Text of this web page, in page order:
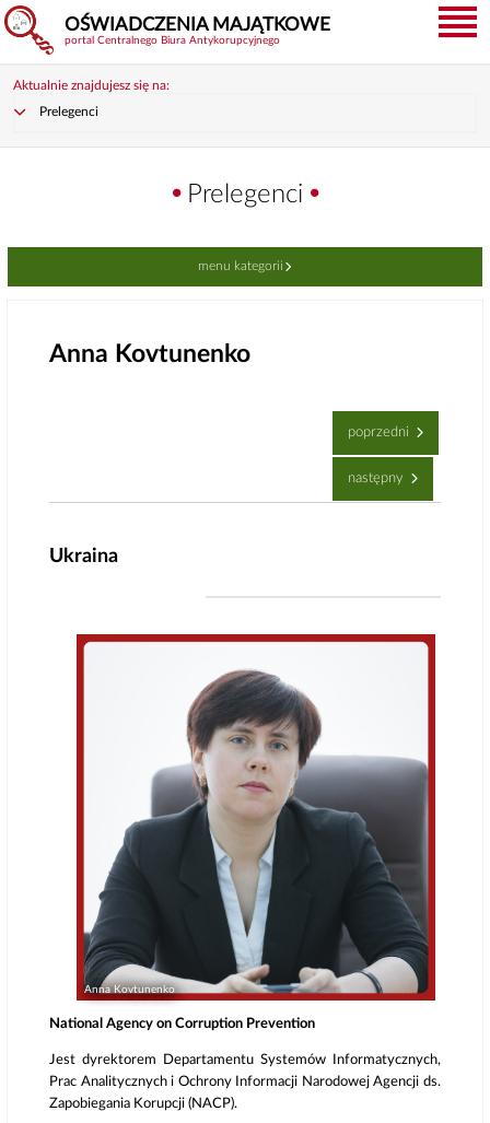
OŚWIADCZENIA MAJĄTKOWE
portal Centralnego Biura Antykorupcyjnego
Aktualnie znajdujesz się na:
Prelegenci
Prelegenci
menu kategorii
Anna Kovtunenko
poprzedni
następny
Ukraina
Anna Kovtunenko
National Agency on Corruption Prevention
Jest dyrektorem Departamentu Systemów Informatycznych,
Prac Analitycznych i Ochrony Informacji Narodowej Agencji ds.
Zapobiegania Korupcji (NACP).